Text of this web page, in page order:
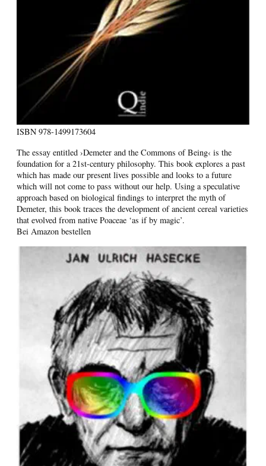
ISBN 978-1499173604
The essay entitled ›Demeter and the Commons of Being‹ is the
foundation for a 21st-century philosophy. This book explores a past
which has made our present lives possible and looks to a future
which will not come to pass without our help. Using a speculative
approach based on biological findings to interpret the myth of
Demeter, this book traces the development of ancient cereal varieties
that evolved from native Poaceae ‘as if by magic’.
Bei Amazon bestellen